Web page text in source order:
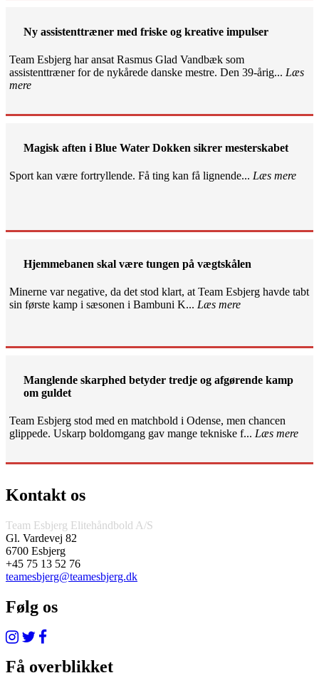
Ny assistenttræner med friske og kreative impulser
Team Esbjerg har ansat Rasmus Glad Vandbæk som
assistenttræner for de nykårede danske mestre. Den 39-årig... Læs
mere
Magisk aften i Blue Water Dokken sikrer mesterskabet
Sport kan være fortryllende. Få ting kan få lignende... Læs mere
Hjemmebanen skal være tungen på vægtskålen
Minerne var negative, da det stod klart, at Team Esbjerg havde tabt
sin første kamp i sæsonen i Bambuni K... Læs mere
Manglende skarphed betyder tredje og afgørende kamp
om guldet
Team Esbjerg stod med en matchbold i Odense, men chancen
glippede. Uskarp boldomgang gav mange tekniske f... Læs mere
Kontakt os
Team Esbjerg Elitehåndbold A/S
Gl. Vardevej 82
6700 Esbjerg
+45 75 13 52 76
teamesbjerg@teamesbjerg.dk
Følg os
Få overblikket